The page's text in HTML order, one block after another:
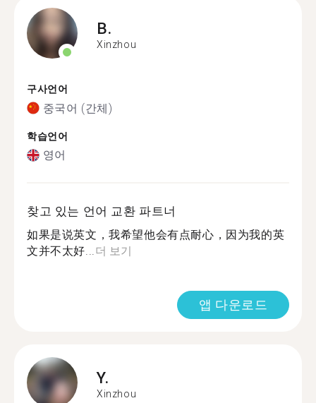
B.
Xinzhou
구사언어
중국어 (간체)
학습언어
영어
찾고 있는 언어 교환 파트너
如果是说英文，我希望他会有点耐心，因为我的英
文并不太好...더 보기
앱 다운로드
Y.
Xinzhou